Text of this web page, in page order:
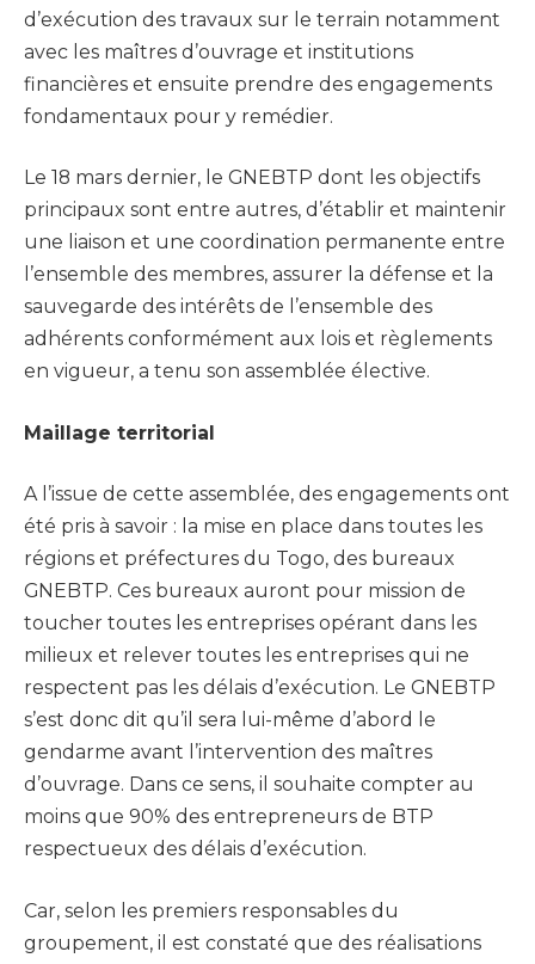
d’exécution des travaux sur le terrain notamment
avec les maîtres d’ouvrage et institutions
financières et ensuite prendre des engagements
fondamentaux pour y remédier.
Le 18 mars dernier, le GNEBTP dont les objectifs
principaux sont entre autres, d’établir et maintenir
une liaison et une coordination permanente entre
l’ensemble des membres, assurer la défense et la
sauvegarde des intérêts de l’ensemble des
adhérents conformément aux lois et règlements
en vigueur, a tenu son assemblée élective.
Maillage territorial
A l’issue de cette assemblée, des engagements ont
été pris à savoir : la mise en place dans toutes les
régions et préfectures du Togo, des bureaux
GNEBTP. Ces bureaux auront pour mission de
toucher toutes les entreprises opérant dans les
milieux et relever toutes les entreprises qui ne
respectent pas les délais d’exécution. Le GNEBTP
s’est donc dit qu’il sera lui-même d’abord le
gendarme avant l’intervention des maîtres
d’ouvrage. Dans ce sens, il souhaite compter au
moins que 90% des entrepreneurs de BTP
respectueux des délais d’exécution.
Car, selon les premiers responsables du
groupement, il est constaté que des réalisations